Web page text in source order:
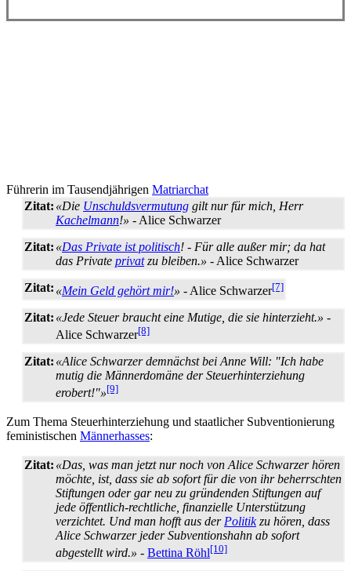
Führerin im Tausendjährigen Matriarchat
Zitat: «Die Unschuldsvermutung gilt nur für mich, Herr
Kachelmann!» - Alice Schwarzer
Zitat: «Das Private ist politisch! - Für alle außer mir; da hat
das Private privatzu bleiben.» - Alice Schwarzer
Zitat: «Mein Geld gehört mir!» - Alice Schwarzer[7]
Zitat: «Jede Steuer braucht eine Mutige, die sie hinterzieht.» -
Alice Schwarzer[8]
Zitat: «Alice Schwarzer demnächst bei Anne Will: "Ich habe
mutig die Männerdomäne der Steuer­hinter­ziehung
erobert!"»[9]
Zum Thema Steuer­hinter­ziehung und staatlicher Subventionierung
feministischen Männerhasses:
Zitat: «Das, was man jetzt nur noch von Alice Schwarzer hören
möchte, ist, dass sie ab sofort für die von ihr beherrschten
Stiftungen oder gar neu zu gründenden Stiftungen auf
jede öffentlich-rechtliche, finanzielle Unterstützung
verzichtet. Und man hofft aus der Politikzu hören, dass
Alice Schwarzer jeder Subventions­hahn ab sofort
abgestellt wird.» - Bettina Röhl[10]